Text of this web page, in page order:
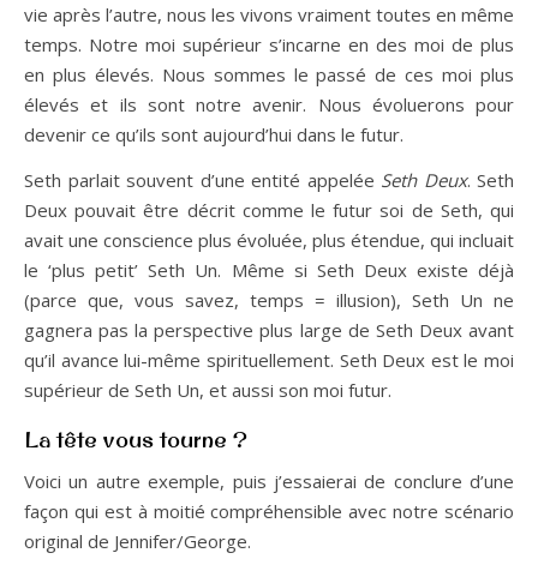
vie après l’autre, nous les vivons vraiment toutes en même
temps. Notre moi supérieur s’incarne en des moi de plus
en plus élevés. Nous sommes le passé de ces moi plus
élevés et ils sont notre avenir. Nous évoluerons pour
devenir ce qu’ils sont aujourd’hui dans le futur.
Seth parlait souvent d’une entité appelée Seth Deux. Seth
Deux pouvait être décrit comme le futur soi de Seth, qui
avait une conscience plus évoluée, plus étendue, qui incluait
le ‘plus petit’ Seth Un. Même si Seth Deux existe déjà
(parce que, vous savez, temps = illusion), Seth Un ne
gagnera pas la perspective plus large de Seth Deux avant
qu’il avance lui-même spirituellement. Seth Deux est le moi
supérieur de Seth Un, et aussi son moi futur.
La tête vous tourne ?
Voici un autre exemple, puis j’essaierai de conclure d’une
façon qui est à moitié compréhensible avec notre scénario
original de Jennifer/George.